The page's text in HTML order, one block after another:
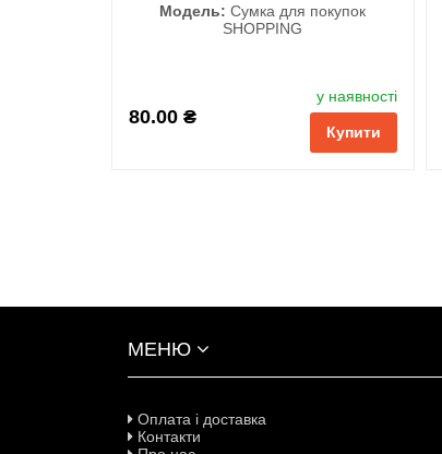
Модель: Сумка для покупок
SHOPPING
80.00 ₴
у наявності
Купити
МЕНЮ
Оплата і доставка
Контакти